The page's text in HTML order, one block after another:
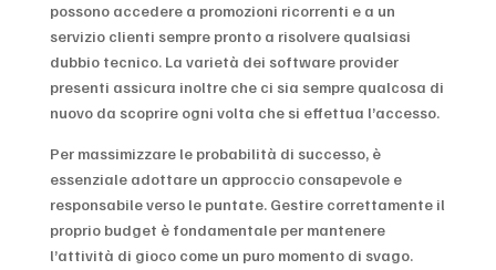
possono accedere a promozioni ricorrenti e a un
servizio clienti sempre pronto a risolvere qualsiasi
dubbio tecnico. La varietà dei software provider
presenti assicura inoltre che ci sia sempre qualcosa di
nuovo da scoprire ogni volta che si effettua l’accesso.
Per massimizzare le probabilità di successo, è
essenziale adottare un approccio consapevole e
responsabile verso le puntate. Gestire correttamente il
proprio budget è fondamentale per mantenere
l’attività di gioco come un puro momento di svago.